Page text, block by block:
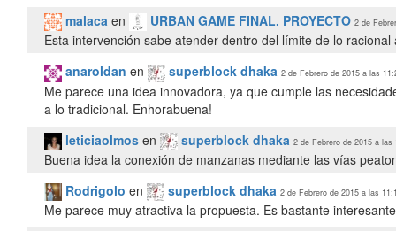
malaca en URBAN GAME FINAL. PROYECTO 2 de
Esta intervención sabe atender dentro del límite de lo
anaroldan en superblock dhaka 2 de Febrero de 2015 a las
Me parece una idea innovadora, ya que cumple las
a lo tradicional. Enhorabuena!
leticiaolmos en superblock dhaka 2 de Febrero de 2015 a las
Buena idea la conexión de manzanas mediante las vías
Rodrigolo en superblock dhaka 2 de Febrero de 2015 a las
Me parece muy atractiva la propuesta. Es bastante